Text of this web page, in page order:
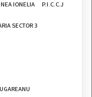
IONELIA P.I.C.C.J
SECTOR 3